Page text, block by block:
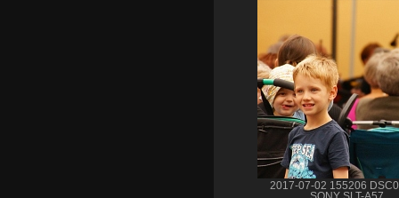
2017-07-02 155206